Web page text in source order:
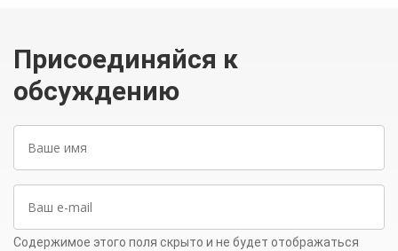
Присоединяйся к
обсуждению
имя
mail
Содержимое этого поля скрыто и не будет отображаться